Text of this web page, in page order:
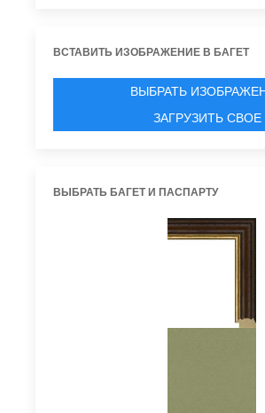
ВСТАВИТЬ ИЗОБРАЖЕНИЕ В БАГЕТ
ВЫБРАТЬ
ЗАГРУЗИТЬ СВОЕ
ВЫБРАТЬ БАГЕТ И ПАСПАРТУ